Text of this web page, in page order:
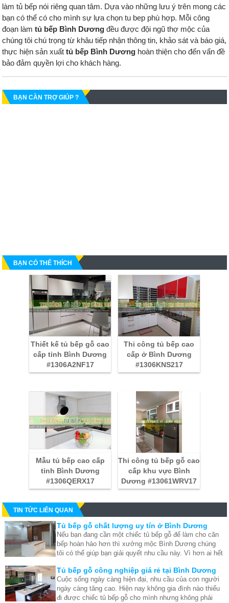
làm tủ bếp nói riêng quan tâm. Dựa vào những lưu ý trên mong các
bạn có thể có cho mình sự lựa chọn tu bep phù hợp. Mỗi công
đoạn làmtủ bếp Bình Dương đều được đội ngũ thợ mộc của
chúng tôi chú trọng từ khâu tiếp nhận thông tin, khảo sát và báo giá,
thực hiện sản xuấttủ bếp Bình Dương hoàn thiện cho đến vấn đề
bảo đảm quyền lợi cho khách hàng.
BẠN CẦN TRỢ GIÚP ?
BẠN CÓ THỂ THÍCH
Thiết kế tủ bếp gỗ cao
cấp tỉnh Bình Dương
#1306A2NF17
Thi công tủ bếp cao
cấp ở Bình Dương
#1306KNS217
Mẫu tủ bếp cao cấp
tỉnh Bình Dương
#1306QERX17
Thi công tủ bếp gỗ cao
cấp khu vực Bình
Dương #13061WRV17
TIN TỨC LIÊN QUAN
Tủ bếp gỗ chất lượng uy tín ở Bình Dương
Nếu bạn đang cần một chiếc tủ bếp gỗ để làm cho căn
bếp hoàn hảo hơn thì xưởng mộc Bình Dương chúng
tôi có thể giúp bạn giải quyết nhu cầu này. Vì hơn ai hết
người tiêu dùng, để có thể mang đến sản phẩm chất
lượng và hoàn hảo nhất.
Tủ bếp gỗ công nghiệp giá rẻ tại Bình Dương
Cuộc sống ngày càng hiện đại, nhu cầu của con người
ngày càng tăng cao. Hiện nay không gia đình nào thiếu
đi được chiếc tủ bếp gỗ cho mình nhưng không phải